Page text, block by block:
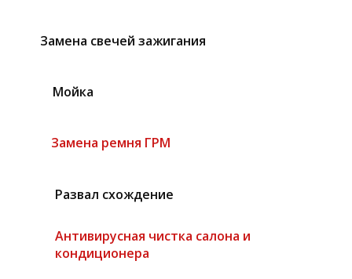
Замена свечей зажигания
Мойка
Замена ремня ГРМ
Развал схождение
Антивирусная чистка салона и
кондиционера